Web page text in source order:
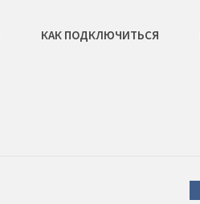
КАК ПОДКЛЮЧИТЬСЯ